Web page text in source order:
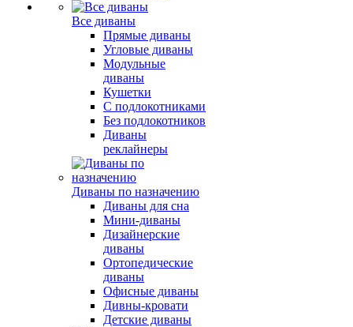
Все диваны
Прямые диваны
Угловые диваны
Модульные
диваны
Кушетки
С подлокотниками
Без подлокотников
Диваны
реклайнеры
Диваны по назначению
Диваны для сна
Мини-диваны
Дизайнерские
диваны
Ортопедические
диваны
Офисные диваны
Дивны-кровати
Детские диваны